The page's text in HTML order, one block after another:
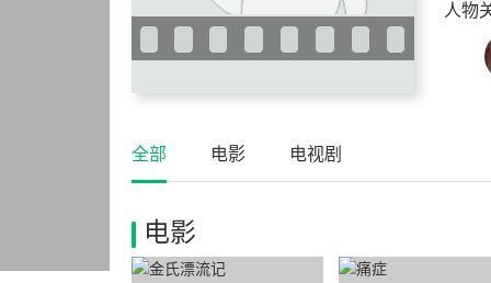
人物
全部 电影 电视剧
电影